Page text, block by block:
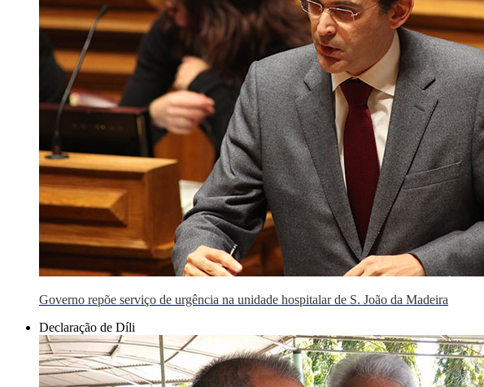
Governo repõe serviço de urgência na unidade hospitalar de S. João da Madeira
Declaração de Díli